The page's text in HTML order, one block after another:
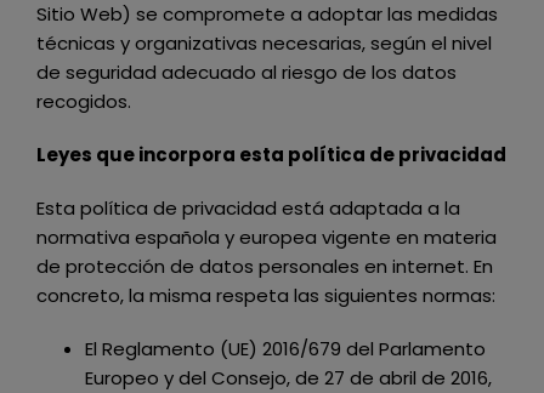
Sitio Web) se compromete a adoptar las medidas
técnicas y organizativas necesarias, según el nivel
de seguridad adecuado al riesgo de los datos
recogidos.
Leyes que incorpora esta política de privacidad
Esta política de privacidad está adaptada a la
normativa española y europea vigente en materia
de protección de datos personales en internet. En
concreto, la misma respeta las siguientes normas:
El Reglamento (UE) 2016/679 del Parlamento
Europeo y del Consejo, de 27 de abril de 2016,